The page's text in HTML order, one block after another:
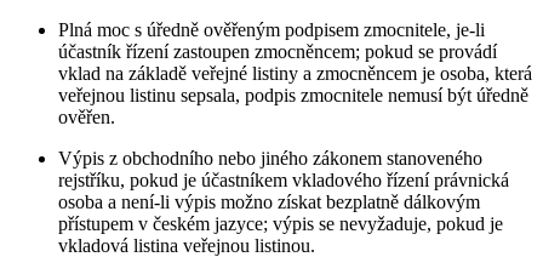
Plná moc s úředně ověřeným podpisem zmocnitele, je-li
účastník řízení zastoupen zmocněncem; pokud se provádí
vklad na základě veřejné listiny a zmocněncem je osoba, která
veřejnou listinu sepsala, podpis zmocnitele nemusí být úředně
ověřen.
Výpis z obchodního nebo jiného zákonem stanoveného
rejstříku, pokud je účastníkem vkladového řízení právnická
osoba a není-li výpis možno získat bezplatně dálkovým
přístupem v českém jazyce; výpis se nevyžaduje, pokud je
vkladová listina veřejnou listinou.